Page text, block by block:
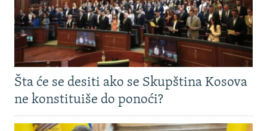
Šta će se desiti ako se Skupština Kosova
ne konstituiše do ponoći?